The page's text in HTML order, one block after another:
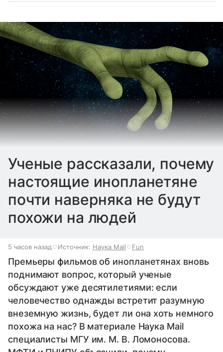
Ученые рассказали, почему
настоящие инопланетяне
почти наверняка не будут
похожи на людей
5 часов назад Источник: Наука Mail Fun
Премьеры фильмов об инопланетянах вновь
поднимают вопрос, который ученые
обсуждают уже десятилетиями: если
человечество однажды встретит разумную
внеземную жизнь, будет ли она хоть немного
похожа на нас? В материале Наука Mail
специалисты МГУ им. М. В. Ломоносова.